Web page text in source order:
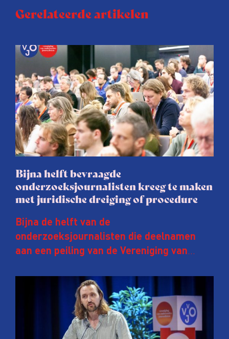
Gerelateerde artikelen
Bijna helft bevraagde
onderzoeksjournalisten kreeg te maken
met juridische dreiging of procedure
Bijna de helft van de
onderzoeksjournalisten die deelnamen
aan een peiling van de Vereniging van
afgelopen twee jaar te maken met
juridische dreiging of een juridische
procedure rond het eigen werk. Dat kost
journalisten tijd, ook ervaren zij stress en